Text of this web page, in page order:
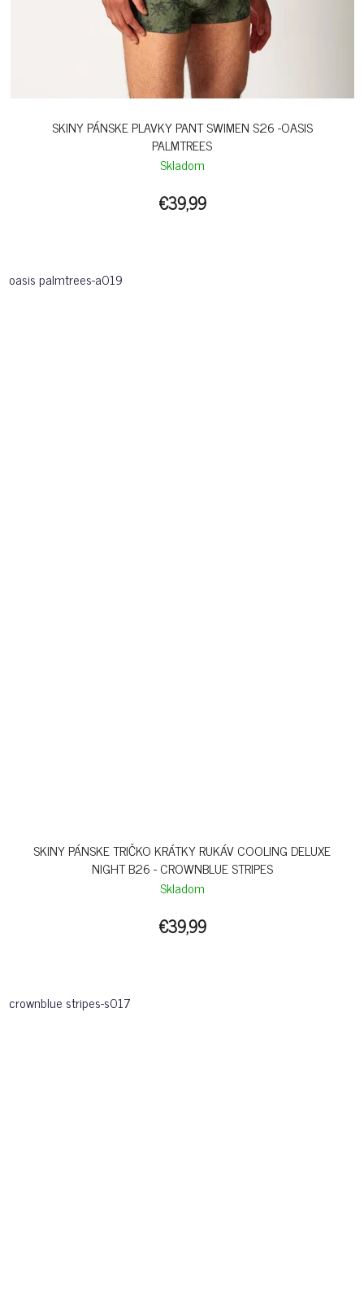
SKINY PÁNSKE PLAVKY PANT SWIMEN S26 -OASIS
PALMTREES
Skladom
€39,99
oasis palmtrees-a019
SKINY PÁNSKE TRIČKO KRÁTKY RUKÁV COOLING DELUXE
NIGHT B26 - CROWNBLUE STRIPES
Skladom
€39,99
crownblue stripes-s017